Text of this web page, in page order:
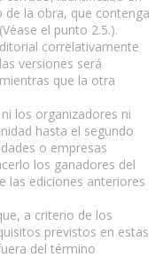
la obra, que contenga
el punto 2.5.).
correlativamente
versiones será
que la otra
los organizadores ni
hasta el segundo
o empresas
los ganadores del
las ediciones anteriores
a criterio de los
previstos en estas
del término